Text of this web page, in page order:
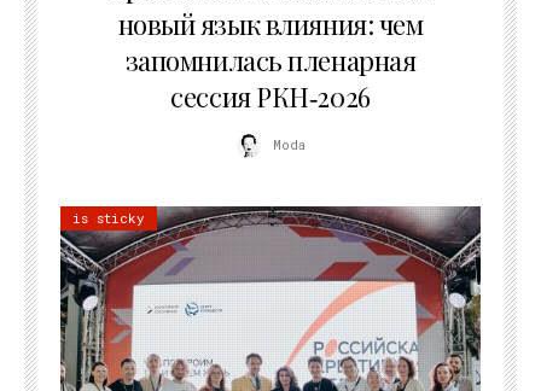
новый язык влияния: чем
запомнилась пленарная
сессия РКН‑2026
Moda
is sticky